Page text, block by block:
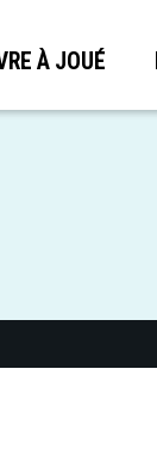
À JOUÉ